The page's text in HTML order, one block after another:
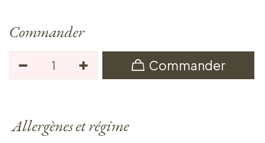
Commander
Commander
Allergènes et régime